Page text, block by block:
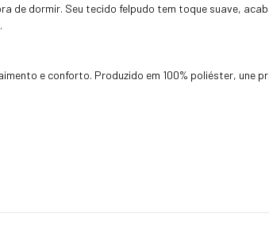
de dormir. Seu tecido felpudo tem toque suave,
e conforto. Produzido em 100% poliéster, une